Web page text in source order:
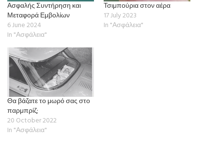
Ασφαλής Συντήρηση και
Μεταφορά Εμβολίων
6 June 2024
In "Ασφάλεια"
Τσιμπούρια στον αέρα
17 July 2023
In "Ασφάλεια"
Θα βάζατε το μωρό σας στο
παρμπρίζ;
20 October 2022
In "Ασφάλεια"